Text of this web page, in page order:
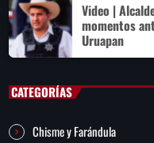
Video |
momentos
Uruapan
CATEGORÍAS
Chisme y Farándula